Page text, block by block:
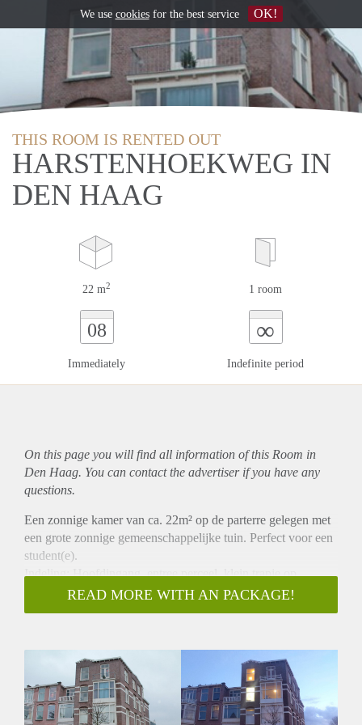
THIS ROOM IS RENTED OUT
HARSTENHOEKWEG IN
DEN HAAG
22 m2 1 room
08
Immediately
∞
Indefinite period
On this page you will find all information of this Room in
Den Haag. You can contact the advertiser if you have any
questions.
Een zonnige kamer van ca. 22m² op de parterre gelegen met
een grote zonnige gemeenschappelijke tuin. Perfect voor een
student(e).
Indeling: Hoofdingang, entree perceel, klein trapje op,
rechterzijde kamerdeur, ruime, zonnige kamer van ca. 22 m²
met vaste wastafel. Op de parterre bevinden zich 5 kamers, 1
gebruik en een tweede toilet. Maandelijkse huurprijs is
inclusief gas, water en elektra en internet in de algemene
ruimtes.
Op loopafstand van de Hogere Hotelschool, strand,
READ MORE WITH AN PACKAGE!
We use cookiesfor the best service OK!